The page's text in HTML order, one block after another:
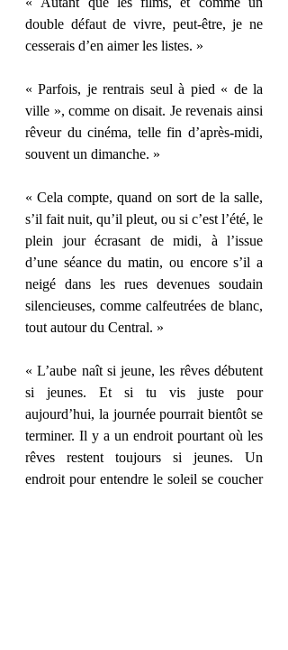
double défaut de vivre, peut-être, je ne
cesserais d’en aimer les listes. »
« Parfois, je rentrais seul à pied « de la
ville », comme on disait. Je revenais ainsi
rêveur du cinéma, telle fin d’après-midi,
souvent un dimanche. »
« Cela compte, quand on sort de la salle,
s’il fait nuit, qu’il pleut, ou si c’est l’été, le
plein jour écrasant de midi, à l’issue
d’une séance du matin, ou encore s’il a
neigé dans les rues devenues soudain
silencieuses, comme calfeutrées de blanc,
tout autour du Central. »
« L’aube naît si jeune, les rêves débutent
si jeunes. Et si tu vis juste pour
aujourd’hui, la journée pourrait bientôt se
terminer. Il y a un endroit pourtant où les
rêves restent toujours si jeunes. Un
endroit pour entendre le soleil se coucher